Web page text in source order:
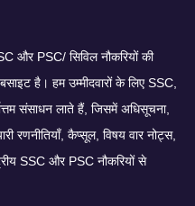
और PSC/ सिविल नौकरियों की
है। हम उम्मीदवारों के लिए SSC,
संसाधन लाते हैं, जिसमें अधिसूचना,
रणनीतियाँ, कैप्सूल, विषय वार नोट्स,
SSC और PSC नौकरियों से